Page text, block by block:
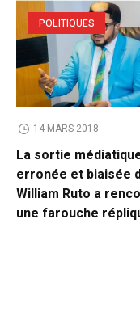
POLITIQUES
14 MARS 2018
La sortie
erronée et biaisée
William Ruto a
une farouche